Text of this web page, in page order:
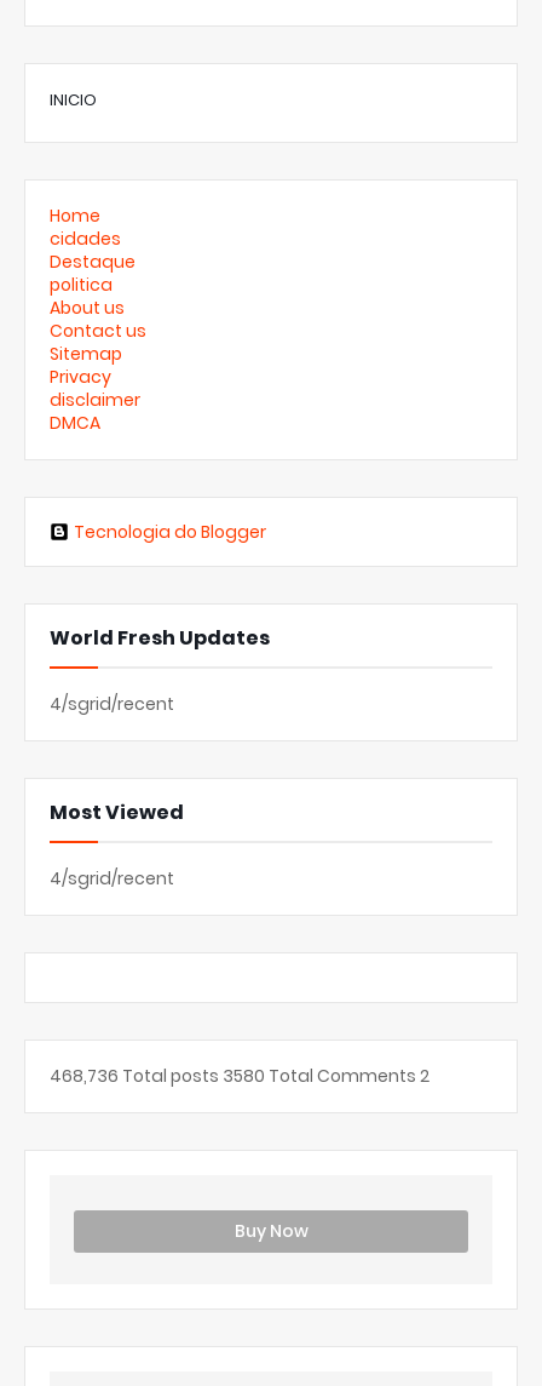
INICIO
Home
cidades
Destaque
politica
About us
Contact us
Sitemap
Privacy
disclaimer
DMCA
Tecnologia do Blogger
World Fresh Updates
4/sgrid/recent
Most Viewed
4/sgrid/recent
468,736 Total posts 3580 Total Comments 2
Buy Now